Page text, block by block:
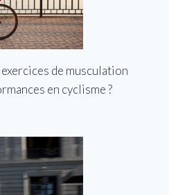
de musculation
en cyclisme ?